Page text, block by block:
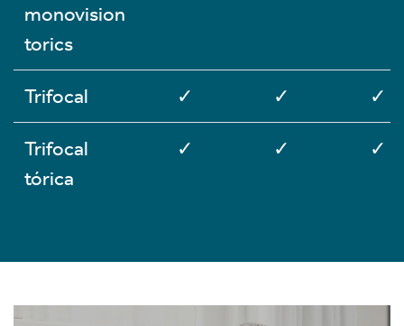
monovision
torics
Trifocal ✓ ✓ ✓
Trifocal
tórica
✓ ✓ ✓